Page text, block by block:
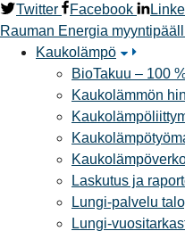
Twitter Facebook
Rauman Energia
Kaukolämpö
BioTakuu – 100
Kaukolämmön
Laskutus ja
Lungi-palvelu
Lungi-